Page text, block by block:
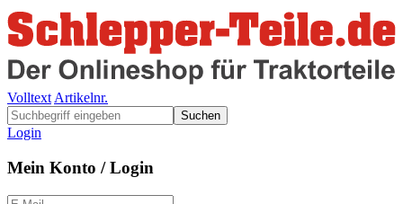
Volltext Artikelnr.
Suchen
Login
Mein Konto / Login